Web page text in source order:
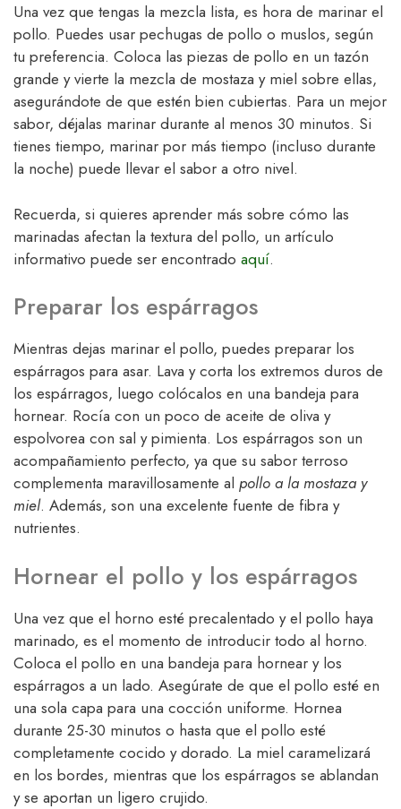
Una vez que tengas la mezcla lista, es hora de marinar el
pollo. Puedes usar pechugas de pollo o muslos, según
tu preferencia. Coloca las piezas de pollo en un tazón
grande y vierte la mezcla de mostaza y miel sobre ellas,
asegurándote de que estén bien cubiertas. Para un mejor
sabor, déjalas marinar durante al menos 30 minutos. Si
tienes tiempo, marinar por más tiempo (incluso durante
la noche) puede llevar el sabor a otro nivel.
Recuerda, si quieres aprender más sobre cómo las
marinadas afectan la textura del pollo, un artículo
informativo puede ser encontrado aquí.
Preparar los espárragos
Mientras dejas marinar el pollo, puedes preparar los
espárragos para asar. Lava y corta los extremos duros de
los espárragos, luego colócalos en una bandeja para
hornear. Rocía con un poco de aceite de oliva y
espolvorea con sal y pimienta. Los espárragos son un
acompañamiento perfecto, ya que su sabor terroso
complementa maravillosamente al pollo a la mostaza y
miel. Además, son una excelente fuente de fibra y
nutrientes.
Hornear el pollo y los espárragos
Una vez que el horno esté precalentado y el pollo haya
marinado, es el momento de introducir todo al horno.
Coloca el pollo en una bandeja para hornear y los
espárragos a un lado. Asegúrate de que el pollo esté en
una sola capa para una cocción uniforme. Hornea
durante 25-30 minutos o hasta que el pollo esté
completamente cocido y dorado. La miel caramelizará
en los bordes, mientras que los espárragos se ablandan
y se aportan un ligero crujido.